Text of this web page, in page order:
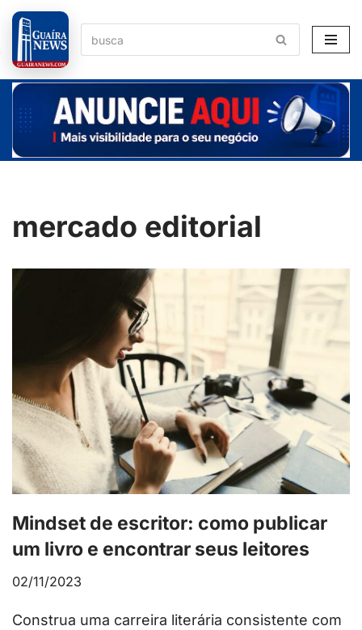
Pular
para
o
conteúdo
mercado editorial
Mindset de escritor: como publicar
um livro e encontrar seus leitores
02/11/2023
Construa uma carreira literária consistente com